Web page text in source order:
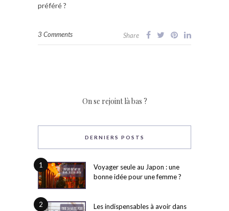
préféré ?
3 Comments Share
On se rejoint là bas ?
DERNIERS POSTS
1
Voyager seule au Japon : une
bonne idée pour une femme ?
2
Les indispensables à avoir dans